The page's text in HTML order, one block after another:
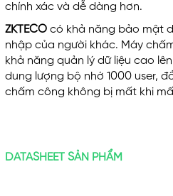
chính xác và dễ dàng hơn.
ZKTECO có khả năng bảo mật
nhập của người khác. Máy
khả năng quản lý dữ liệu cao
dung lượng bộ nhớ 1000 user,
chấm công không bị mất khi
DATASHEET SẢN PHẨM